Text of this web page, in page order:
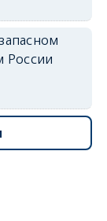
России